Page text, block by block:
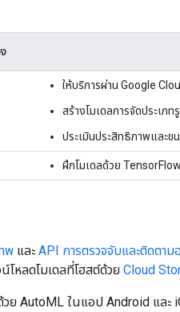
ให้บริการผ่าน Google
สร้างโมเดลการจัดประเภ
ประเมินประสิทธิภาพและข
ฝึกโมเดลด้วย
พ และAPI การตรวจจับและติดตาม
โหลดโมเดลที่โฮสต์ด้วย Cloud
ย AutoML ในแอป Android และ